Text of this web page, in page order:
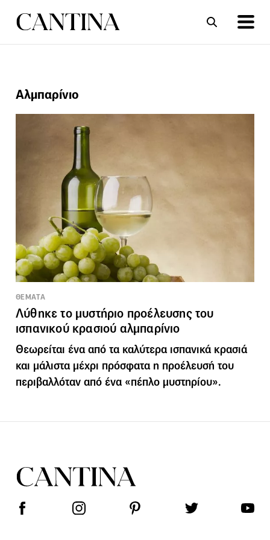
ΣΥΝΤΑΓΕΣ
Αλμπαρίνιο
ΘΕΜΑΤΑ
Λύθηκε το μυστήριο προέλευσης του
ισπανικού κρασιού αλμπαρίνιο
Θεωρείται ένα από τα καλύτερα ισπανικά κρασιά
και μάλιστα μέχρι πρόσφατα η προέλευσή του
περιβαλλόταν από ένα «πέπλο μυστηρίου».